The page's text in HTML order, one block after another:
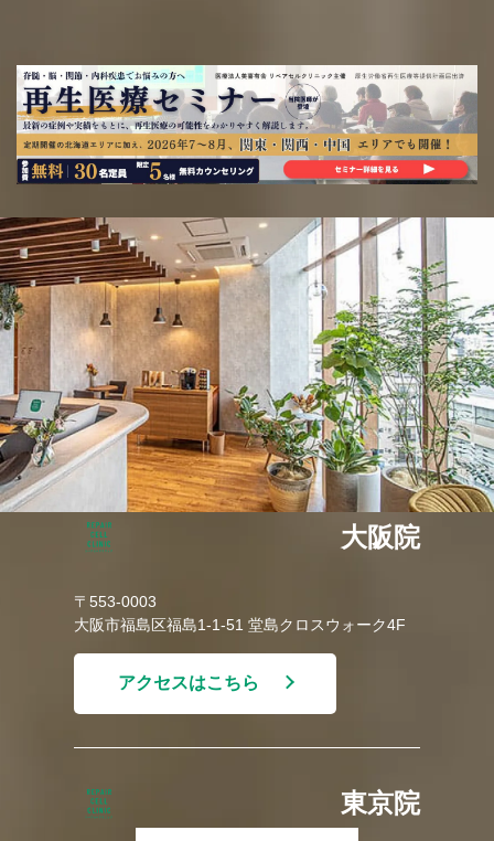
大阪院
〒553-0003
大阪市福島区福島1-1-51 堂島クロスウォーク4F
アクセスはこちら
東京院